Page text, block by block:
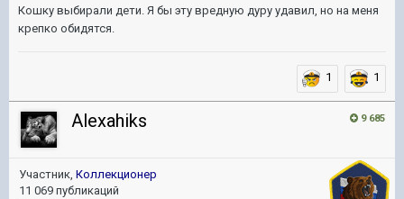
Кошку выбирали дети. Я бы эту вредную дуру удавил, но на меня
крепко обидятся.
1 1
9 685
Alexahiks
Участник, Коллекционер
11 069 публикаций